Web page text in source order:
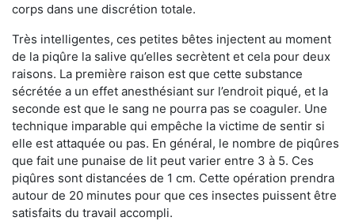
corps dans une discrétion totale.
Très intelligentes, ces petites bêtes injectent au moment
de la piqûre la salive qu’elles secrètent et cela pour deux
raisons. La première raison est que cette substance
sécrétée a un effet anesthésiant sur l’endroit piqué, et la
seconde est que le sang ne pourra pas se coaguler. Une
technique imparable qui empêche la victime de sentir si
elle est attaquée ou pas. En général, le nombre de piqûres
que fait une punaise de lit peut varier entre 3 à 5. Ces
piqûres sont distancées de 1 cm. Cette opération prendra
autour de 20 minutes pour que ces insectes puissent être
satisfaits du travail accompli.